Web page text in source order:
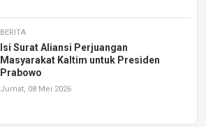
BERITA
Isi Surat Aliansi Perjuangan
Masyarakat Kaltim untuk Presiden
Prabowo
Jumat, 08 Mei 2026